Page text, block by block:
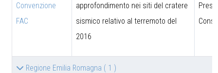
Convenzione
FAC
approfondimento nei siti del cratere
sismico relativo al terremoto del
2016
Regione Emilia Romagna ( 1 )